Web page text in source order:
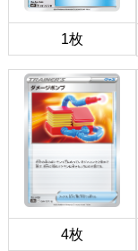
1枚
4枚